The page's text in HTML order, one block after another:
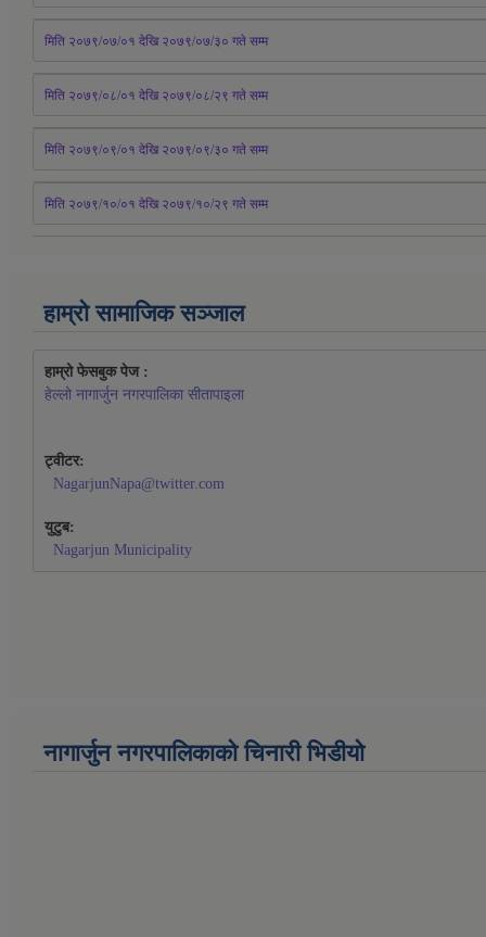
मिति २०७९/०७/०१ देखि २०७९/०७/३० गते सम्म
मिति २०७९/०८/०१ देखि २०७९/०८/२९ गते सम्म
मिति २०७९/०९/०१ देखि २०७९/०९/३० गते सम्म
मिति २०७९/१०/०१ देखि २०७९/१०/२९ गते सम्म
हाम्रो सामाजिक सञ्जाल
हाम्रो फेसबुक पेज :
हेल्लो नागार्जुन नगरपालिका सीतापाइला
ट्वीटर:
NagarjunNapa@twitter.com
युटुब:
Nagarjun Municipality
नागार्जुन नगरपालिकाको चिनारी भिडीयो